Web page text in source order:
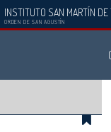
INSTITUTO SAN MARTÍN DE
ORDEN DE SAN AGUSTÍN